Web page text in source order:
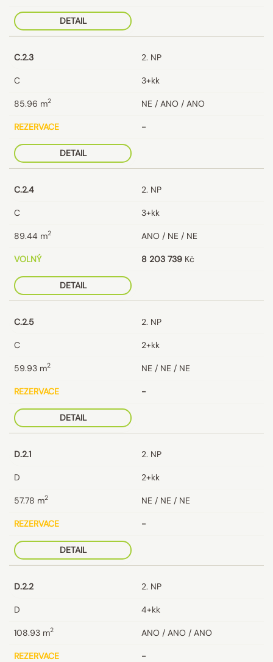
DETAIL
C.2.3 2. NP
C 3+kk
85.96 m2 NE / ANO / ANO
REZERVACE -
DETAIL
C.2.4 2. NP
C 3+kk
89.44 m2 ANO / NE / NE
VOLNÝ 8 203 739 Kč
DETAIL
C.2.5 2. NP
C 2+kk
59.93 m2 NE / NE / NE
REZERVACE -
DETAIL
D.2.1 2. NP
D 2+kk
57.78 m2 NE / NE / NE
REZERVACE -
DETAIL
D.2.2 2. NP
D 4+kk
108.93 m2 ANO / ANO / ANO
REZERVACE -